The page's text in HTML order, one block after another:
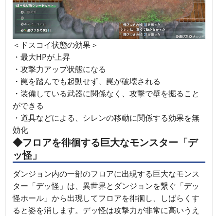
＜ドスコイ状態の効果＞
・最大HPが上昇
・攻撃力アップ状態になる
・罠を踏んでも起動せず、罠が破壊される
・装備している武器に関係なく、攻撃で壁を掘ること
ができる
・道具などによる、シレンの移動に関係する効果を無
効化
◆フロアを徘徊する巨大なモンスター「デ
ッ怪」
ダンジョン内の一部のフロアに出現する巨大なモンス
ター「デッ怪」は、異世界とダンジョンを繋ぐ「デッ
怪ホール」から出現してフロアを徘徊し、しばらくす
ると姿を消します。デッ怪は攻撃力が非常に高いうえ